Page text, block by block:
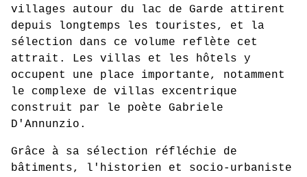
villages autour du lac de Garde attirent
depuis longtemps les touristes, et la
sélection dans ce volume reflète cet
attrait. Les villas et les hôtels y
occupent une place importante, notamment
le complexe de villas excentrique
construit par le poète Gabriele
D'Annunzio.
Grâce à sa sélection réfléchie de
bâtiments, l'historien et socio-urbaniste